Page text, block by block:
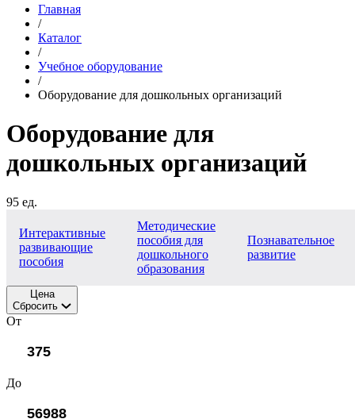
Главная
/
Каталог
/
Учебное оборудование
/
Оборудование для дошкольных организаций
Оборудование для
дошкольных организаций
95 ед.
Интерактивные
развивающие
пособия
Методические
пособия для
дошкольного
образования
Познавательное
развитие
Цена
Сбросить
От
До